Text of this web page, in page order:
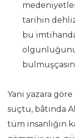
tarihin
bu
Yani yazara
suçtu, bâtında
tüm insanlığın